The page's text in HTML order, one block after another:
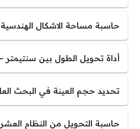
حاسبة مساحة الاشكال الهندسية
أداة تحويل الطول بين
تحديد حجم العينة في البحث
حاسبة التحويل من النظام